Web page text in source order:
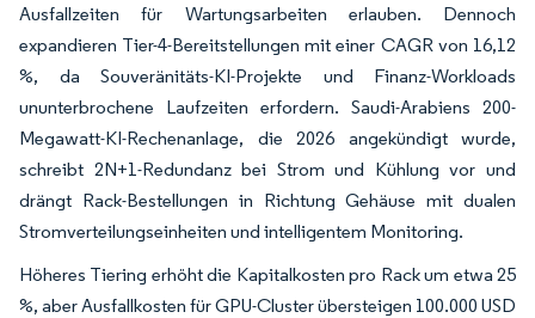
Ausfallzeiten für Wartungsarbeiten erlauben. Dennoch
expandieren Tier-4-Bereitstellungen mit einer CAGR von 16,12
%, da Souveränitäts-KI-Projekte und Finanz-Workloads
ununterbrochene Laufzeiten erfordern. Saudi-Arabiens 200-
Megawatt-KI-Rechenanlage, die 2026 angekündigt wurde,
schreibt 2N+1-Redundanz bei Strom und Kühlung vor und
drängt Rack-Bestellungen in Richtung Gehäuse mit dualen
Stromverteilungseinheiten und intelligentem Monitoring.
Höheres Tiering erhöht die Kapitalkosten pro Rack um etwa 25
%, aber Ausfallkosten für GPU-Cluster übersteigen 100.000 USD